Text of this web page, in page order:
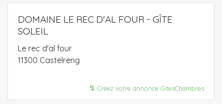
DOMAINE LE REC D'AL FOUR - GÎTE
SOLEIL
Le rec d'al four
11300 Castelreng
↯ Créez votre annonce GitesChambres